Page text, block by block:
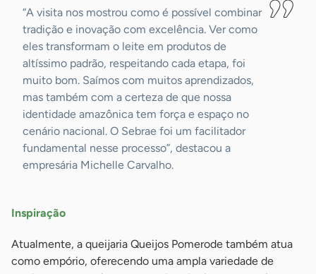
“A visita nos mostrou como é possível combinar
tradição e inovação com excelência. Ver como
eles transformam o leite em produtos de
altíssimo padrão, respeitando cada etapa, foi
muito bom. Saímos com muitos aprendizados,
mas também com a certeza de que nossa
identidade amazônica tem força e espaço no
cenário nacional. O Sebrae foi um facilitador
fundamental nesse processo”, destacou a
empresária Michelle Carvalho.
Inspiração
Atualmente, a queijaria Queijos Pomerode também atua
como empório, oferecendo uma ampla variedade de